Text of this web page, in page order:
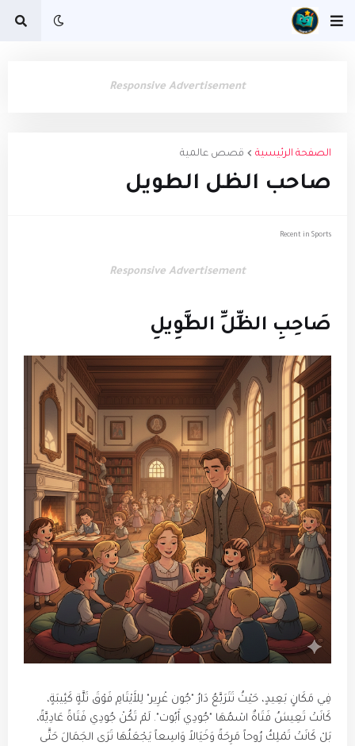
Responsive Advertisement
الصفحة الرئيسية قصص عالمية
صاحب الظل الطويل
Recent in Sports
Responsive Advertisement
صَاحِبِ الظِّلِّ الطَّوِيلِ
فِي مَكَانٍ بَعِيدٍ، حَيْثُ تَتَرَبَّعُ دَارُ "جُون غْرِير" لِلأَيْتَامِ فَوْقَ تَلَّةٍ كَئِيبَةٍ،
كَانَتْ تَعِيشُ فَتَاةٌ اسْمُهَا "جُودِي أَبُوت". لَمْ تَكُنْ جُودِي فَتَاةً عَادِيَّةً،
بَلْ كَانَتْ تَمْلِكُ رُوحاً مَرِحَةً وَخَيَالاً وَاسِعاً يَجْعَلُهَا تَرَى الجَمَالَ حَتَّى